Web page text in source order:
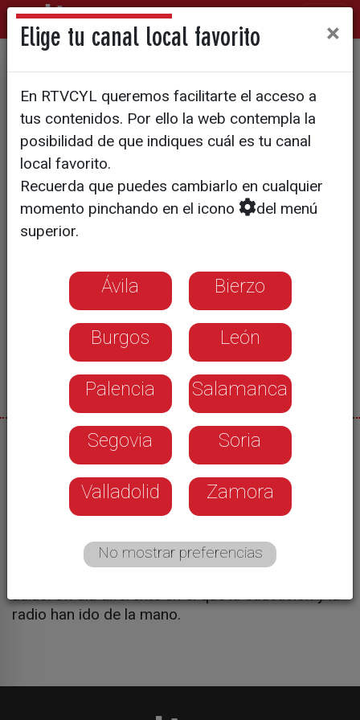
Vive! Radio Ávila emite su
programación desde el CEIP
El Pradillo
29/01/2026
Vive! Radio, la emisora del Grupo Promecal en
Ávila, ha emitido su programación desde el CEIP
El Pradillo de la capital abulense. Se trata de un
centro escolar con casi medio siglo de historia y
que deja huella tanto en los profesores como en
aulas. Un día diferente en el que la educación y la
radio han ido de la mano.
Elige tu canal local favorito ×
En RTVCYL queremos facilitarte el acceso a
tus contenidos. Por ello la web contempla la
posibilidad de que indiques cuál es tu canal
local favorito.
Recuerda que puedes cambiarlo en cualquier
momento pinchando en el icono
del menú
superior.
Ávila Bierzo
Burgos León
Palencia Salamanca
Segovia Soria
Valladolid Zamora
No mostrar preferencias